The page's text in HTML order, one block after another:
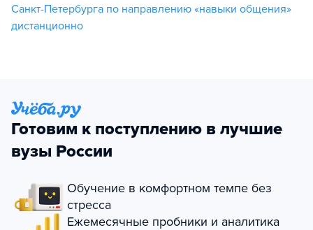
Санкт-Петербурга по направлению «навыки общения»
дистанционно
Готовим к поступлению в лучшие
вузы России
Обучение в комфортном темпе без
стресса
Ежемесячные пробники и аналитика